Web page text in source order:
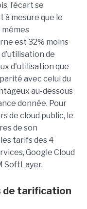
l’écart se
à mesure que le
mêmes
est 32% moins
de
d'utilisation que
avec celui du
au-dessous
donnée. Pour
de cloud public, le
de son
tarifs des 4
Google Cloud
SoftLayer.
de tarification